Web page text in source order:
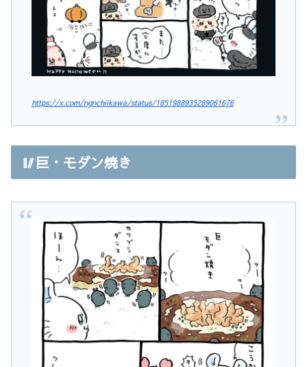
https://x.com/ngnchiikawa/status/1851988935289061676
🥢巨・モダン焼き